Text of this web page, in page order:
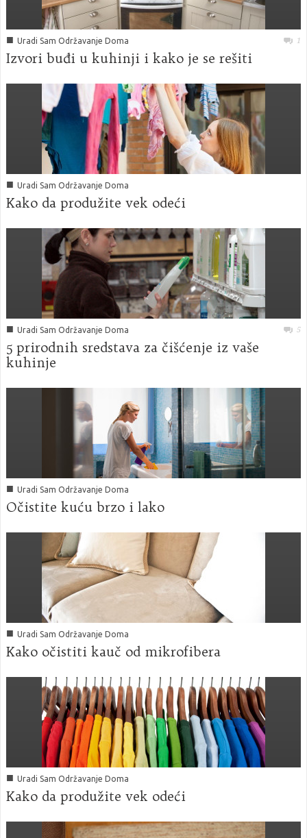
■ Uradi Sam Održavanje Doma 1
Izvori buđi u kuhinji i kako je se rešiti
■ Uradi Sam Održavanje Doma
Kako da produžite vek odeći
■ Uradi Sam Održavanje Doma 5
5 prirodnih sredstava za čišćenje iz vaše
kuhinje
■ Uradi Sam Održavanje Doma
Očistite kuću brzo i lako
■ Uradi Sam Održavanje Doma
Kako očistiti kauč od mikrofibera
■ Uradi Sam Održavanje Doma
Kako da produžite vek odeći